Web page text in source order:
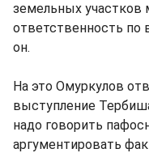
земельных участков
ответственность по
он.
На это Омуркулов
выступление
надо говорить
аргументировать